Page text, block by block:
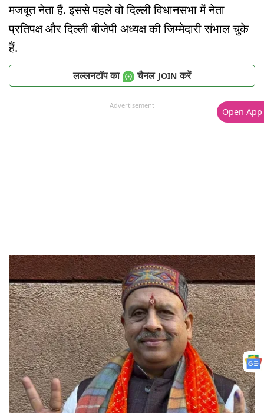
मजबूत नेता हैं. इससे पहले वो दिल्ली विधानसभा में नेता
प्रतिपक्ष और दिल्ली बीजेपी अध्यक्ष की जिम्मेदारी संभाल चुके
हैं.
लल्लनटॉप का चैनल JOIN करें
Advertisement
Open App